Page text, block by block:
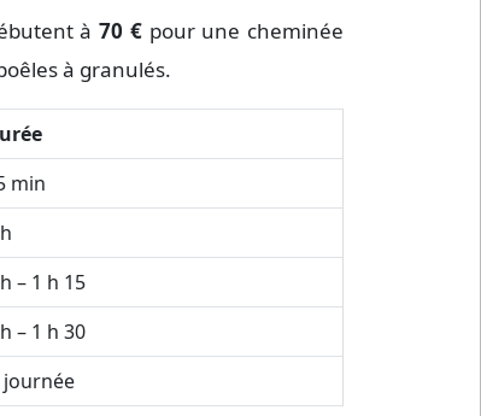
à70 €pour une cheminée
à granulés.
min
– 1 h 15
– 1 h 30